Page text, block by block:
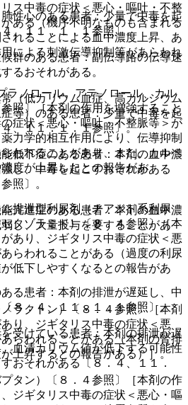
ス中毒の症状＜悪心・嘔吐・不整
ある（機序不明なものも含まれる
れることによる血中濃度上昇、あ
による刺激伝導抑制等があらわれ
ノロール、アテノロール、カル
照〕［本剤の作用を増強すること
症状＜悪心・嘔吐・不整脈等＞が
力学的相互作用により、伝導抑制
われることがあり、また、カルベ
度が上昇したとの報告があ
排泄型利尿剤（チアジド系利尿
タゾラミド）〔８．４参照〕［本
あり、ジギタリス中毒の症状＜悪
らわれることがある（過度の利尿
低下しやすくなるとの報告があ
ラクトン）〔８．４参照〕［本剤
り、ジギタリス中毒の症状＜悪
らわれることがある（本剤の腎排
上昇するとの報告がある）］。
タン）〔８．４参照〕［本剤の作
ジギタリス中毒の症状＜悪心・嘔
性心のある患者：少量で中毒を起
、１１．１．１参照〕。
群のある患者：副伝導路の伝導速
るおそれがある。
（低カリウム血症、高カルシウム
等）のある患者：少量で中毒を起
、１１．１．１参照〕。
低下症のある患者：本剤の血中濃
し、中毒を起こすおそれがある
照〕。
亢進症のある患者：本剤の血中濃
し、大量投与を要することがあ
る患者：本剤の排泄が遅延し、中
８．４、１１．１．１参照〕。
受けている患者：本剤の排泄が遅
血清カリウム値が低下する可能性
おそれがある〔８．４、１１．